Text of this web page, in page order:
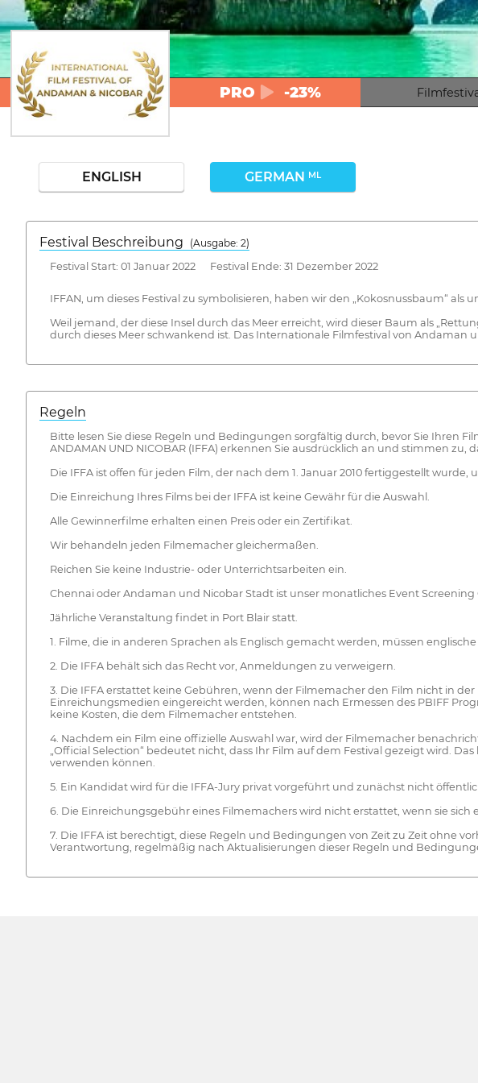
PRO -23%
ENGLISH GERMAN ML
Festival Beschreibung
(Ausgabe: 2)
Festival Start: 01 Januar 2022 Festival Ende: 31 Dezember 2022
IFFAN, um dieses Festival zu symbolisieren, haben wir den „Kokosnussbaum“ als
Weil jemand, der diese Insel durch das Meer erreicht, wird dieser Baum als
durch dieses Meer schwankend ist. Das Internationale Filmfestival von Andaman
Regeln
Bitte lesen Sie diese Regeln und Bedingungen sorgfältig durch, bevor Sie Ihren
ANDAMAN UND NICOBAR (IFFA) erkennen Sie ausdrücklich an und stimmen
Die IFFA ist offen für jeden Film, der nach dem 1. Januar 2010 fertiggestellt
Die Einreichung Ihres Films bei der IFFA ist keine Gewähr für die Auswahl.
Alle Gewinnerfilme erhalten einen Preis oder ein Zertifikat.
Wir behandeln jeden Filmemacher gleichermaßen.
Reichen Sie keine Industrie- oder Unterrichtsarbeiten ein.
Chennai oder Andaman und Nicobar Stadt ist unser monatliches Event Screening
Jährliche Veranstaltung findet in Port Blair statt.
1. Filme, die in anderen Sprachen als Englisch gemacht werden, müssen
2. Die IFFA behält sich das Recht vor, Anmeldungen zu verweigern.
3. Die IFFA erstattet keine Gebühren, wenn der Filmemacher den Film nicht in
Einreichungsmedien eingereicht werden, können nach Ermessen des PBIFF
keine Kosten, die dem Filmemacher entstehen.
4. Nachdem ein Film eine offizielle Auswahl war, wird der Filmemacher
„Official Selection“ bedeutet nicht, dass Ihr Film auf dem Festival gezeigt wird.
verwenden können.
5. Ein Kandidat wird für die IFFA-Jury privat vorgeführt und zunächst nicht
6. Die Einreichungsgebühr eines Filmemachers wird nicht erstattet, wenn sie
7. Die IFFA ist berechtigt, diese Regeln und Bedingungen von Zeit zu Zeit ohne
Verantwortung, regelmäßig nach Aktualisierungen dieser Regeln und